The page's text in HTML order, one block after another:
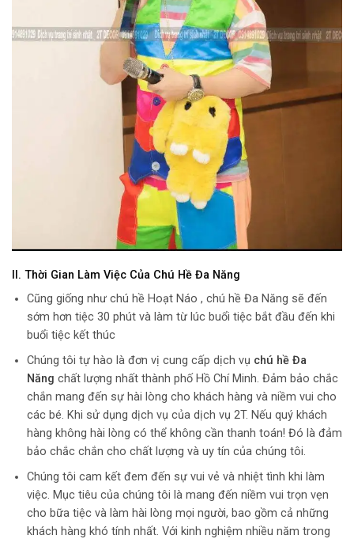
II. Thời Gian Làm Việc Của Chú Hề Đa Năng
Cũng giống như chú hề Hoạt Náo , chú hề Đa Năng sẽ đến
sớm hơn tiệc 30 phút và làm từ lúc buổi tiệc bắt đầu đến khi
buổi tiệc kết thúc
Chúng tôi tự hào là đơn vị cung cấp dịch vụ chú hề Đa
Năng chất lượng nhất thành phố Hồ Chí Minh. Đảm bảo chắc
chắn mang đến sự hài lòng cho khách hàng và niềm vui cho
các bé. Khi sử dụng dịch vụ của dịch vụ 2T. Nếu quý khách
hàng không hài lòng có thể không cần thanh toán! Đó là đảm
bảo chắc chắn cho chất lượng và uy tín của chúng tôi.
Chúng tôi cam kết đem đến sự vui vẻ và nhiệt tình khi làm
việc. Mục tiêu của chúng tôi là mang đến niềm vui trọn vẹn
cho bữa tiệc và làm hài lòng mọi người, bao gồm cả những
khách hàng khó tính nhất. Với kinh nghiệm nhiều năm trong